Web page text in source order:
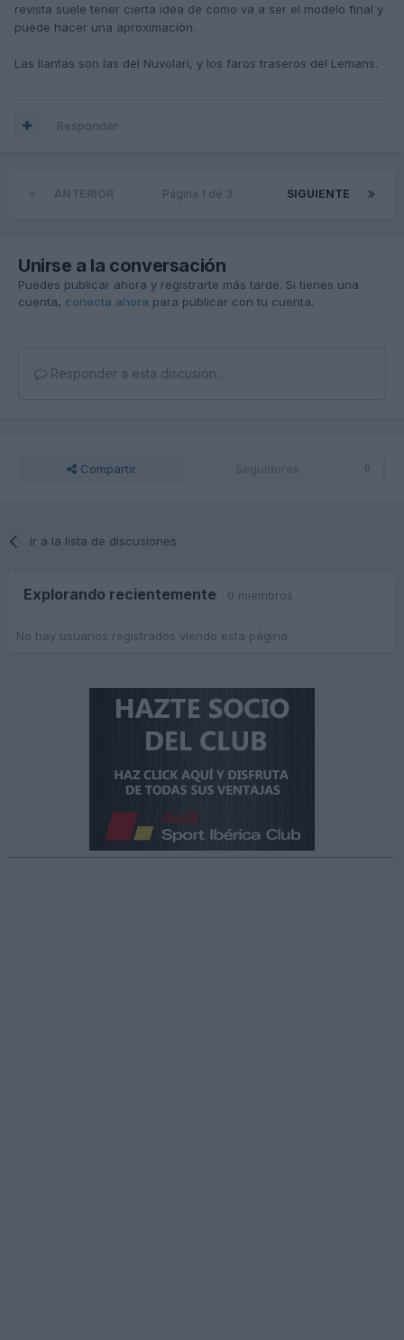
revista suele tener cierta idea de como va a ser el modelo final y
puede hacer una aproximación.
Las llantas son las del Nuvolari, y los faros traseros del Lemans.
Responder
SIGUIENTE
Página 1 de 3
Unirse a la conversación
Puedes publicar ahora y registrarte más tarde. Si tienes una
cuenta, conecta ahora para publicar con tu cuenta.
Responder a esta discusión...
Compartir Seguidores 0
Ir a la lista de discusiones
Explorando recientemente 0 miembros
No hay usuarios registrados viendo esta página.